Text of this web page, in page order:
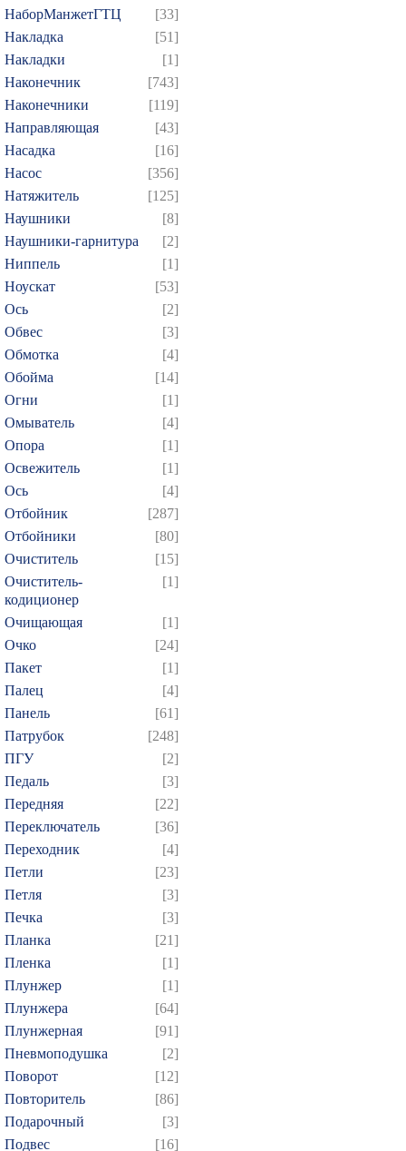
НаборМанжетГТЦ
[33]
Накладка
[51]
Накладки
[1]
Наконечник
[743]
Наконечники
[119]
Направляющая
[43]
Насадка
[16]
Насос
[356]
Натяжитель
[125]
Наушники
[8]
Наушники-гарнитура
[2]
Ниппель
[1]
Ноускат
[53]
Оcь
[2]
Обвес
[3]
Обмотка
[4]
Обойма
[14]
Огни
[1]
Омыватель
[4]
Опора
[1]
Освежитель
[1]
Ось
[4]
Отбойник
[287]
Отбойники
[80]
Очиститель
[15]
Очиститель-
кодиционер
[1]
Очищающая
[1]
Очко
[24]
Пакет
[1]
Палец
[4]
Панель
[61]
Патрубок
[248]
ПГУ
[2]
Педаль
[3]
Передняя
[22]
Переключатель
[36]
Переходник
[4]
Петли
[23]
Петля
[3]
Печка
[3]
Планка
[21]
Пленка
[1]
Плунжер
[1]
Плунжера
[64]
Плунжерная
[91]
Пневмоподушка
[2]
Поворот
[12]
Повторитель
[86]
Подарочный
[3]
Подвес
[16]